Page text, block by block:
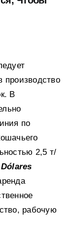
производство
. В
по
2,5 т/
, рабочую